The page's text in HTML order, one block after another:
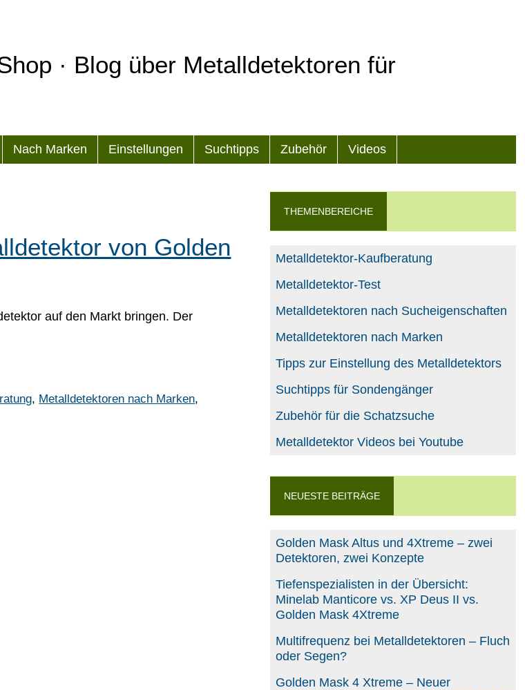
· Blog über Metalldetektoren für
Nach Marken Einstellungen Suchtipps Zubehör Videos
von Golden
auf den Markt bringen. Der
, Metalldetektoren nach Marken,
THEMENBEREICHE
Metalldetektor-Kaufberatung
Metalldetektor-Test
Metalldetektoren nach Sucheigenschaften
Metalldetektoren nach Marken
Tipps zur Einstellung des Metalldetektors
Suchtipps für Sondengänger
Zubehör für die Schatzsuche
Metalldetektor Videos bei Youtube
NEUESTE BEITRÄGE
Golden Mask Altus und 4Xtreme – zwei
Detektoren, zwei Konzepte
Tiefenspezialisten in der Übersicht:
Minelab Manticore vs. XP Deus II vs.
Golden Mask 4Xtreme
Multifrequenz bei Metalldetektoren – Fluch
oder Segen?
Golden Mask 4 Xtreme – Neuer